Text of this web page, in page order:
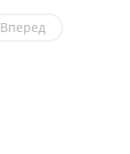
Вперед